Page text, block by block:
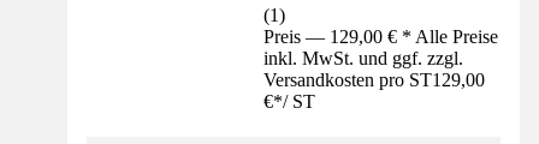
(1)
Preis — 129,00 € * Alle Preise
inkl. MwSt. und ggf. zzgl.
Versandkosten pro ST129,00
€*/ ST